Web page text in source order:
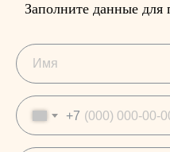
Заполните данные для
+7